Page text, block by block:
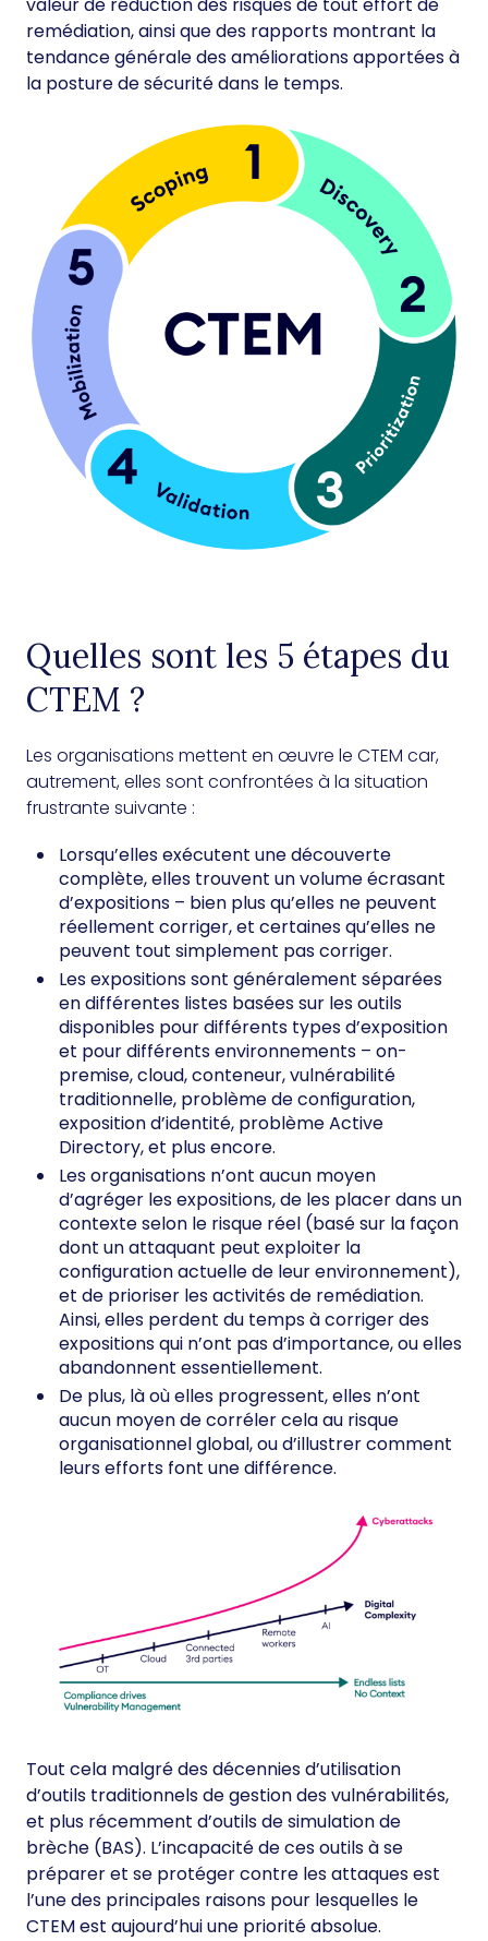
remédiation, ainsi que des rapports montrant la
tendance générale des améliorations apportées à
la posture de sécurité dans le temps.
Quelles sont les 5 étapes du
CTEM ?
Les organisations mettent en œuvre le CTEM car,
autrement, elles sont confrontées à la situation
frustrante suivante :
Lorsqu’elles exécutent une découverte
complète, elles trouvent un volume écrasant
d’expositions – bien plus qu’elles ne peuvent
réellement corriger, et certaines qu’elles ne
peuvent tout simplement pas corriger.
Les expositions sont généralement séparées
en différentes listes basées sur les outils
disponibles pour différents types d’exposition
et pour différents environnements – on-
premise, cloud, conteneur, vulnérabilité
traditionnelle, problème de configuration,
exposition d’identité, problème Active
Directory, et plus encore.
Les organisations n’ont aucun moyen
d’agréger les expositions, de les placer dans un
contexte selon le risque réel (basé sur la façon
dont un attaquant peut exploiter la
configuration actuelle de leur environnement),
et de prioriser les activités de remédiation.
Ainsi, elles perdent du temps à corriger des
expositions qui n’ont pas d’importance, ou elles
abandonnent essentiellement.
De plus, là où elles progressent, elles n’ont
aucun moyen de corréler cela au risque
organisationnel global, ou d’illustrer comment
leurs efforts font une différence.
Tout cela malgré des décennies d’utilisation
d’outils traditionnels de gestion des vulnérabilités,
et plus récemment d’outils de simulation de
brèche (BAS). L’incapacité de ces outils à se
préparer et se protéger contre les attaques est
l’une des principales raisons pour lesquelles le
CTEM est aujourd’hui une priorité absolue.